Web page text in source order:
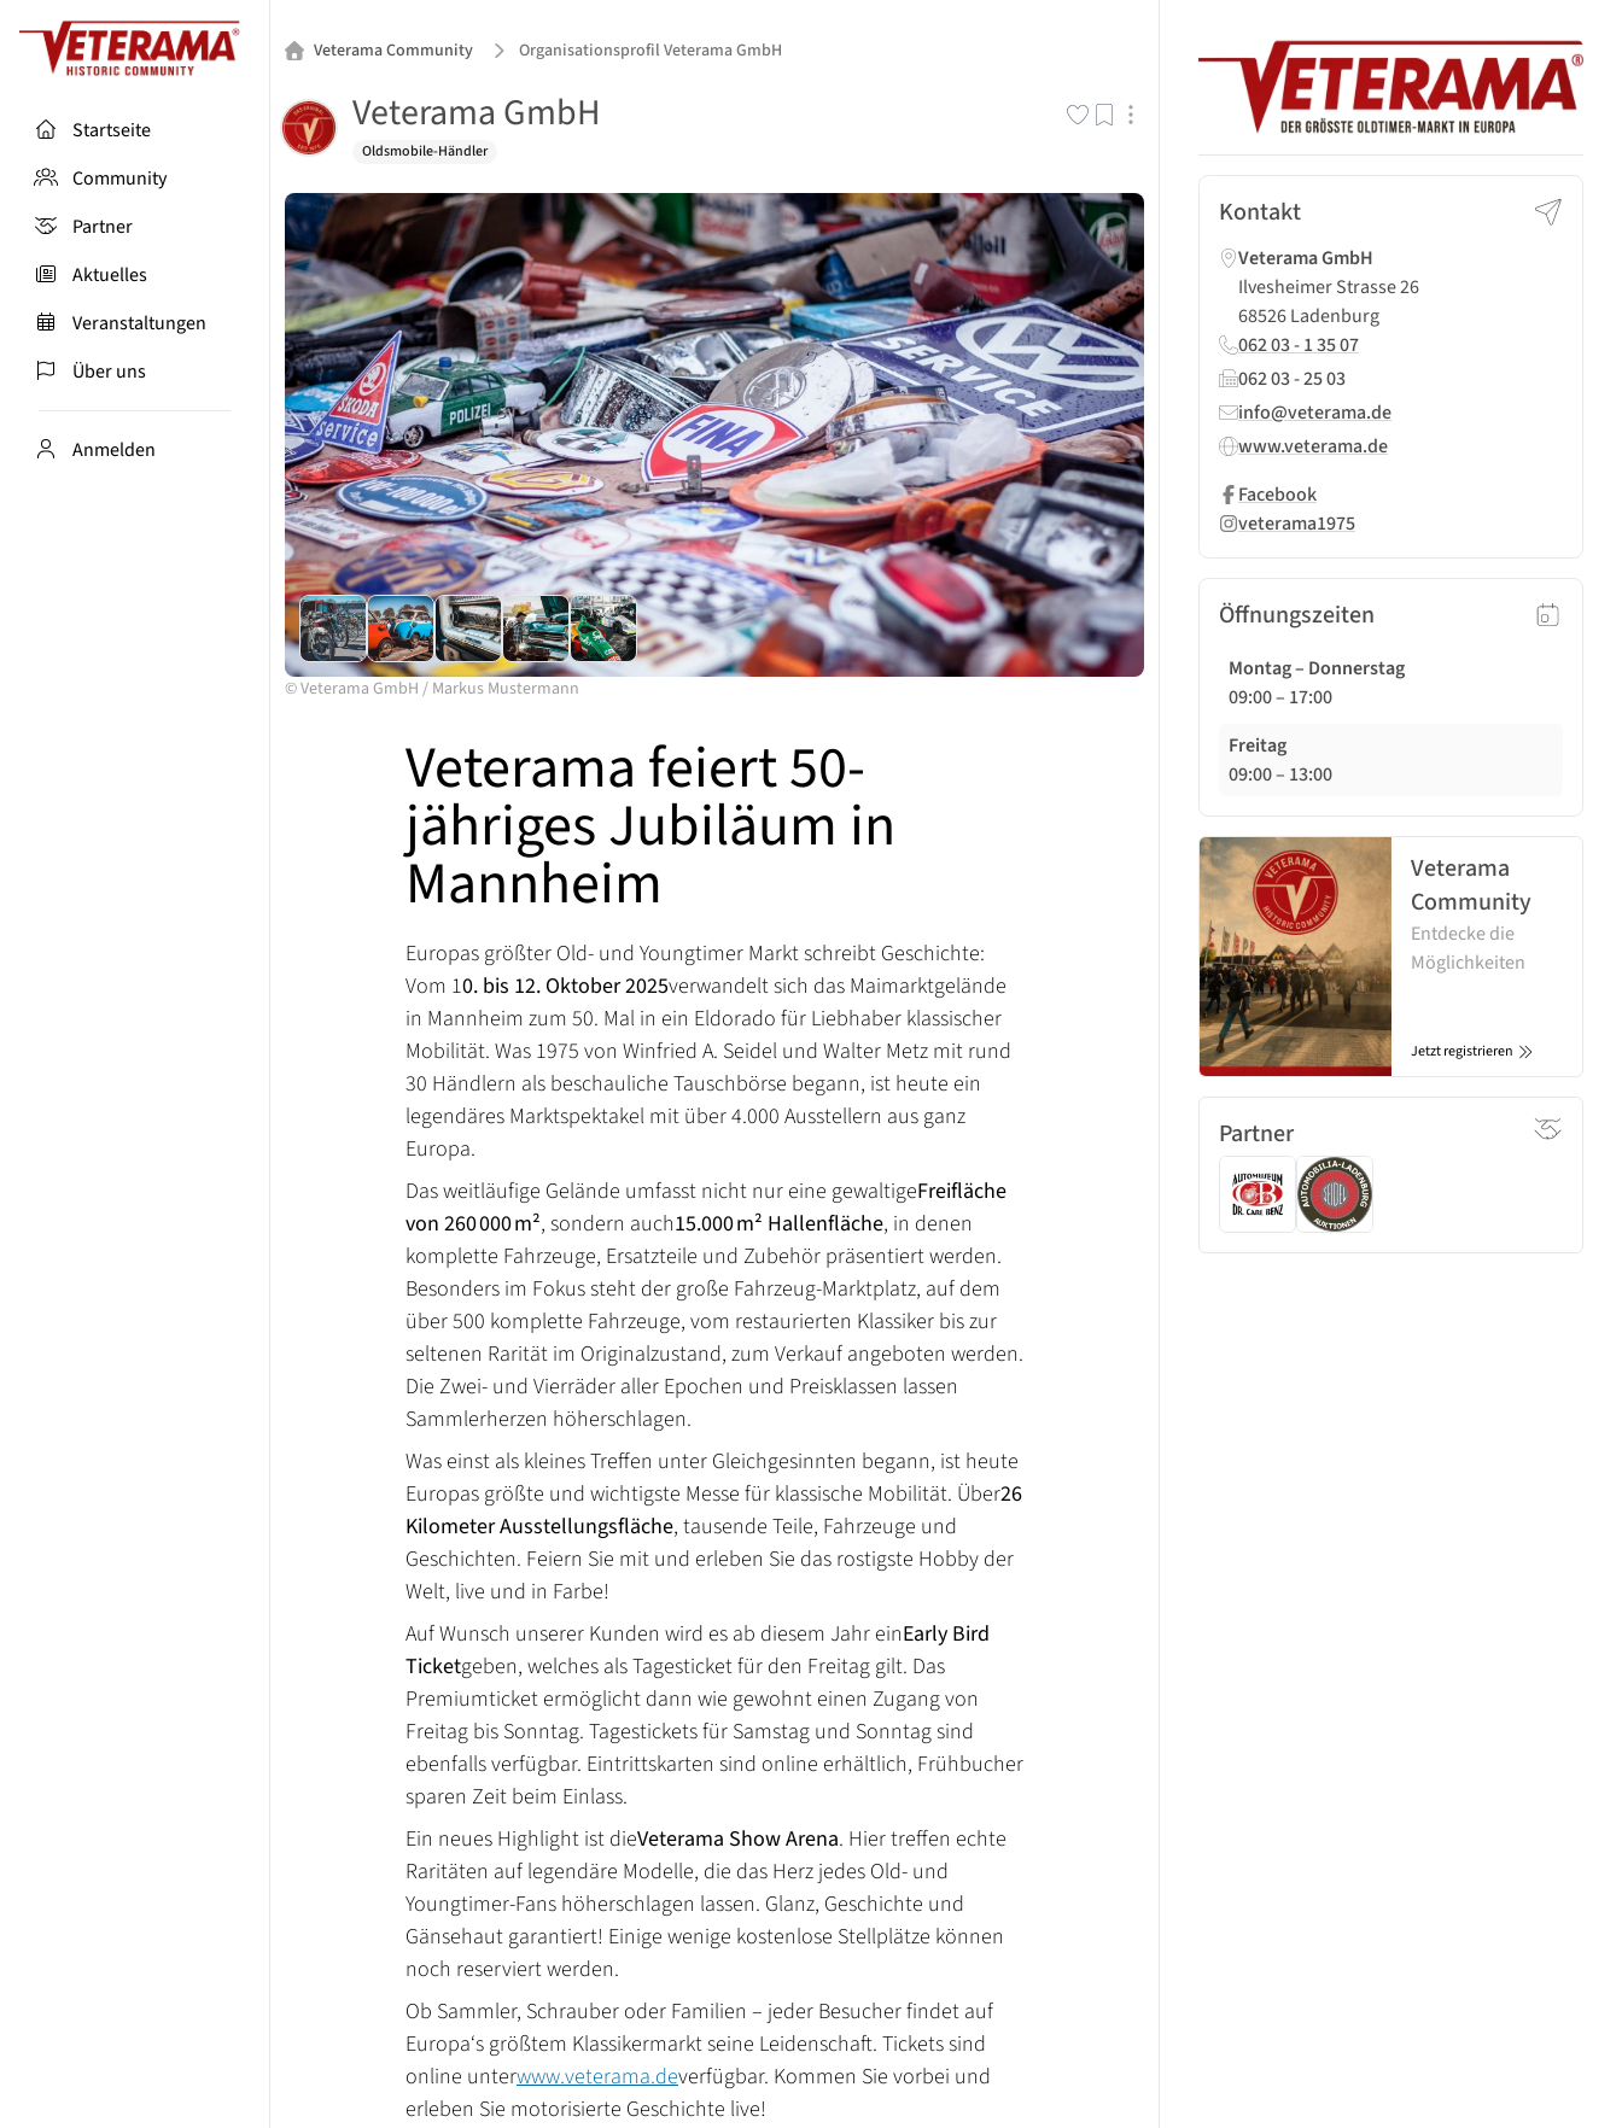
Startseite
Community
Partner
Aktuelles
Veranstaltungen
Über uns
Anmelden
Veterama Community Organisationsprofil Veterama GmbH
Veterama GmbH
Oldsmobile-Händler
©Veterama GmbH / Markus Mustermann
Veterama feiert 50-
jähriges Jubiläum in
Mannheim
Europas größter Old- und Youngtimer Markt schreibt Geschichte:
Vom 10. bis 12. Oktober 2025verwandelt sich das Maimarktgelände
in Mannheim zum 50. Mal in ein Eldorado für Liebhaber klassischer
Mobilität. Was 1975 von Winfried A. Seidel und Walter Metz mit rund
30 Händlern als beschauliche Tauschbörse begann, ist heute ein
legendäres Marktspektakel mit über 4.000 Ausstellern aus ganz
Europa.
Das weitläufige Gelände umfasst nicht nur eine gewaltigeFreifläche
von 260 000 m², sondern auch15.000 m² Hallenfläche, in denen
komplette Fahrzeuge, Ersatzteile und Zubehör präsentiert werden.
Besonders im Fokus steht der große Fahrzeug-Marktplatz, auf dem
über 500 komplette Fahrzeuge, vom restaurierten Klassiker bis zur
seltenen Rarität im Originalzustand, zum Verkauf angeboten werden.
Die Zwei- und Vierräder aller Epochen und Preisklassen lassen
Sammlerherzen höherschlagen.
Was einst als kleines Treffen unter Gleichgesinnten begann, ist heute
Europas größte und wichtigste Messe für klassische Mobilität. Über26
Kilometer Ausstellungsfläche, tausende Teile, Fahrzeuge und
Geschichten. Feiern Sie mit und erleben Sie das rostigste Hobby der
Welt, live und in Farbe!
Auf Wunsch unserer Kunden wird es ab diesem Jahr einEarly Bird
Ticketgeben, welches als Tagesticket für den Freitag gilt. Das
Premiumticket ermöglicht dann wie gewohnt einen Zugang von
Freitag bis Sonntag. Tagestickets für Samstag und Sonntag sind
ebenfalls verfügbar. Eintrittskarten sind online erhältlich, Frühbucher
sparen Zeit beim Einlass.
Ein neues Highlight ist dieVeterama Show Arena. Hier treffen echte
Raritäten auf legendäre Modelle, die das Herz jedes Old- und
Youngtimer-Fans höherschlagen lassen. Glanz, Geschichte und
Gänsehaut garantiert! Einige wenige kostenlose Stellplätze können
noch reserviert werden.
Ob Sammler, Schrauber oder Familien – jeder Besucher findet auf
Europa‘s größtem Klassikermarkt seine Leidenschaft. Tickets sind
online unterwww.veterama.deverfügbar. Kommen Sie vorbei und
erleben Sie motorisierte Geschichte live!
Kontakt
Veterama GmbH
Ilvesheimer Strasse 26
68526 Ladenburg
062 03 - 1 35 07
062 03 - 25 03
info@veterama.de
www.veterama.de
Facebook
veterama1975
Öffnungszeiten
Montag – Donnerstag
09:00– 17:00
Freitag
09:00– 13:00
Veterama
Community
Entdecke die
Möglichkeiten
Jetzt registrieren
Partner